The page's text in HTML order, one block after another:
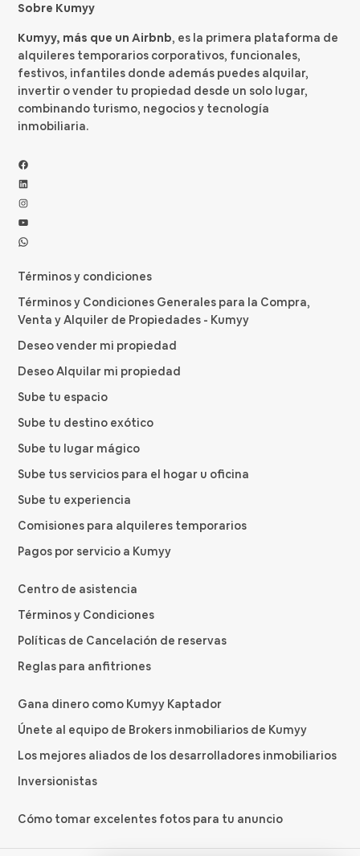
Sobre Kumyy
Kumyy, más que un Airbnb, es la primera plataforma de
alquileres temporarios corporativos, funcionales,
festivos, infantiles donde además puedes alquilar,
invertir o vender tu propiedad desde un solo lugar,
combinando turismo, negocios y tecnología
inmobiliaria.
Facebook
LinkedIn
Instagram
YouTube
WhatsApp
Términos y condiciones
Términos y Condiciones Generales para la Compra,
Venta y Alquiler de Propiedades - Kumyy
Deseo vender mi propiedad
Deseo Alquilar mi propiedad
Sube tu espacio
Sube tu destino exótico
Sube tu lugar mágico
Sube tus servicios para el hogar u oficina
Sube tu experiencia
Comisiones para alquileres temporarios
Pagos por servicio a Kumyy
Centro de asistencia
Términos y Condiciones
Políticas de Cancelación de reservas
Reglas para anfitriones
Gana dinero como Kumyy Kaptador
Únete al equipo de Brokers inmobiliarios de Kumyy
Los mejores aliados de los desarrolladores inmobiliarios
Inversionistas
Cómo tomar excelentes fotos para tu anuncio